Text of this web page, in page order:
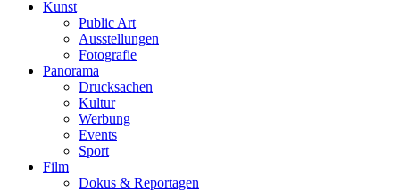
Kunst
Public Art
Ausstellungen
Fotografie
Panorama
Drucksachen
Kultur
Werbung
Events
Sport
Film
Dokus & Reportagen